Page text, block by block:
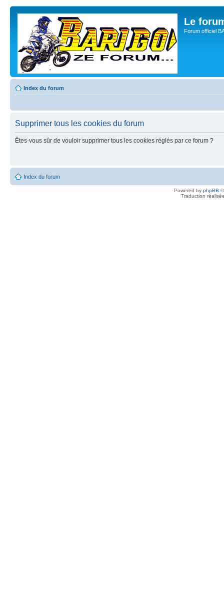
Le
Forum officiel
Index du forum
Supprimer tous les cookies du forum
Êtes-vous sûr de vouloir supprimer tous les cookies réglés par ce forum ?
Index du forum
Powered by phpBB
Traduction